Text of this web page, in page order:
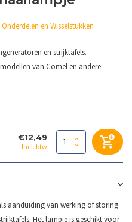
en Wisselstukken
en strijktafels.
van Comel en andere
€12,49
Incl. btw
aanduiding van werking of storing
Het lampje is geschikt voor